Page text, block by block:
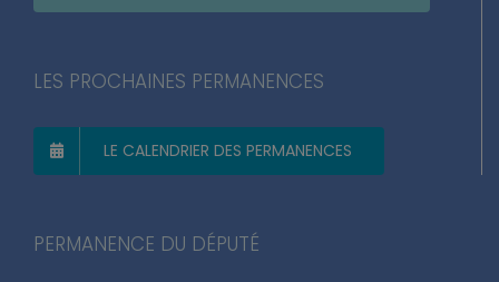
LES PROCHAINES PERMANENCES
LE CALENDRIER DES PERMANENCES
PERMANENCE DU DÉPUTÉ